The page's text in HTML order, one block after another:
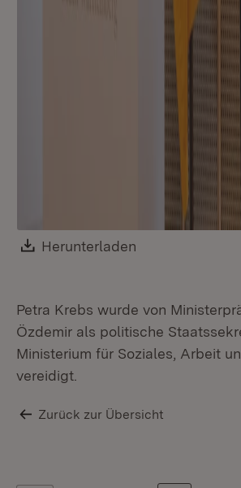
Download:
Herunterladen
Petra Krebs wurde von
Özdemir als politische
Ministerium für Soziales, Arbeit
vereidigt.
Zurück zur Übersicht